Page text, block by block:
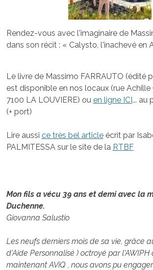
Rendez-vous avec l'imaginaire de
dans son récit : « Calysto, l'inachevé en
Le livre de Massimo FARRAUTO (édité
est disponible en nos locaux (rue
7100 LA LOUVIERE) ou en ligne ICI... au
(+ port)
Lire aussi ce très bel articleécrit par
PALMITESSA sur le site de la RTBF
Mon fils a vécu 39 ans et demi avec la
Duchenne.
Giovanna Salustio
Les neufs derniers mois de sa vie, grâce
d'Aide Personnalisé ) octroyé par l'AWIPH
maintenant AViQ , nous avons pu